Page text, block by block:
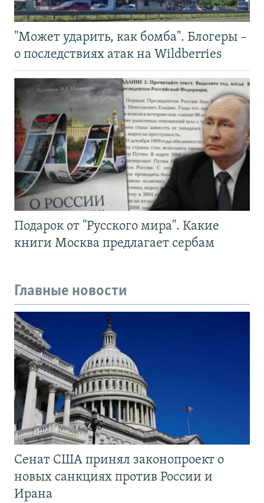
"Может ударить, как бомба". Блогеры –
о последствиях атак на Wildberries
Подарок от "Русского мира". Какие
книги Москва предлагает сербам
Главные новости
Сенат США принял законопроект о
новых санкциях против России и
Ирана